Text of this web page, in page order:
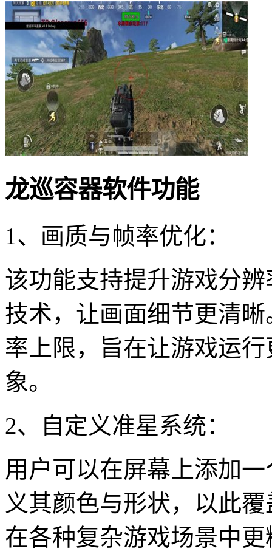
龙巡容器软件功能
1、画质与帧率优化：
该功能支持提升游戏分
技术，让画面细节更清
率上限，旨在让游戏运
象。
2、自定义准星系统：
用户可以在屏幕上添加
义其颜色与形状，以此
在各种复杂游戏场景中